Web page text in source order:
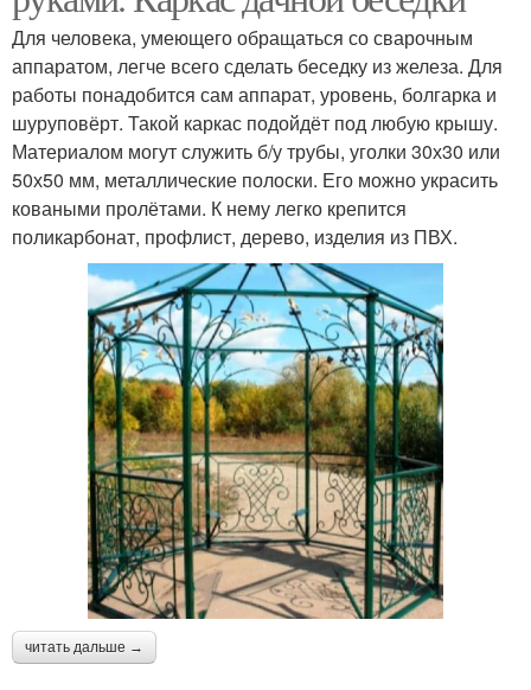
Для человека, умеющего обращаться со сварочным
аппаратом, легче всего сделать беседку из железа. Для
работы понадобится сам аппарат, уровень, болгарка и
шуруповёрт. Такой каркас подойдёт под любую крышу.
Материалом могут служить б/у трубы, уголки 30х30 или
50х50 мм, металлические полоски. Его можно украсить
коваными пролётами. К нему легко крепится
поликарбонат, профлист, дерево, изделия из ПВХ.
читать дальше →